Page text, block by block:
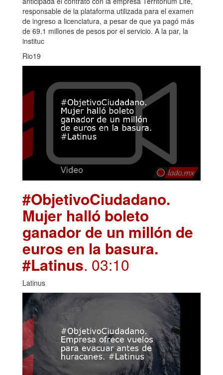
responsable de la plataforma utilizada para el examen
de ingreso a licenciatura, a pesar de que ya pagó más
de 69.1 millones de pesos por el servicio. A la par, la
instituc
Rio19
#ObjetivoCiudadano.
Mujer halló boleto
ganador de un millón de
euros en la basura.
#Latinus. 03:10
Latinus